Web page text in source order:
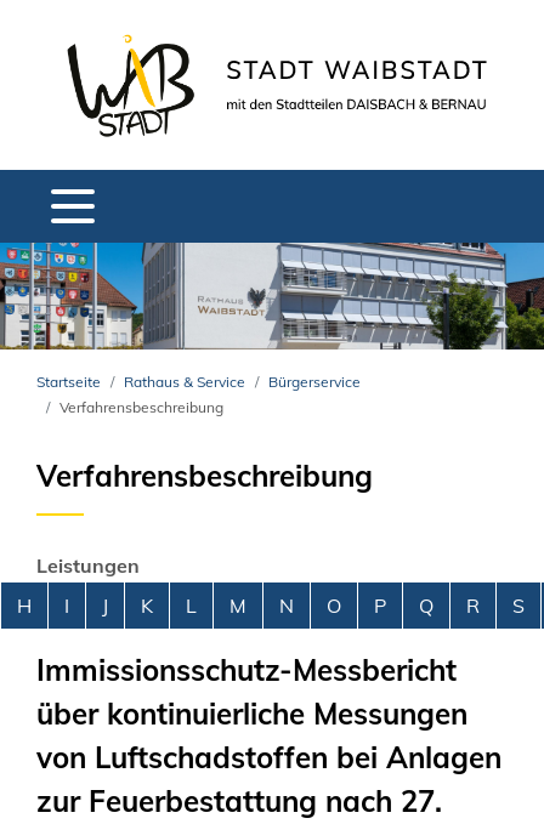
Startseite Rathaus & Service
Bürgerservice
Verfahrensbeschreibung
Verfahrensbeschreibung
Leistungen
Alphabetisches Register überspringen
H I J K L M N O P Q R S
Immissionsschutz-Messbericht
über kontinuierliche Messungen
von Luftschadstoffen bei Anlagen
zur Feuerbestattung nach 27.